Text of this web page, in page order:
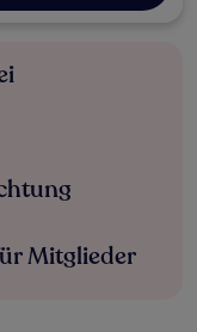
Mitglieder